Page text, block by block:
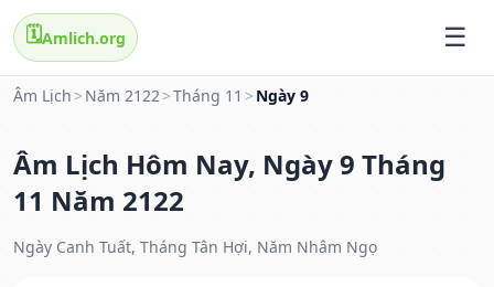
🗓️Amlich.org
Âm Lịch > Năm 2122>Tháng 11 > Ngày 9
Âm Lịch Hôm Nay, Ngày 9 Tháng
11 Năm 2122
Ngày Canh Tuất, Tháng Tân Hợi, Năm Nhâm Ngọ